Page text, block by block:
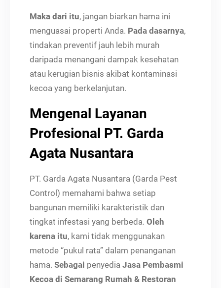
Maka dari itu, jangan biarkan hama ini
menguasai properti Anda. Pada dasarnya,
tindakan preventif jauh lebih murah
daripada menangani dampak kesehatan
atau kerugian bisnis akibat kontaminasi
kecoa yang berkelanjutan.
Mengenal Layanan
Profesional PT. Garda
Agata Nusantara
PT. Garda Agata Nusantara (Garda Pest
Control) memahami bahwa setiap
bangunan memiliki karakteristik dan
tingkat infestasi yang berbeda. Oleh
karena itu, kami tidak menggunakan
metode “pukul rata” dalam penanganan
hama. Sebagai penyedia Jasa Pembasmi
Kecoa di Semarang Rumah & Restoran